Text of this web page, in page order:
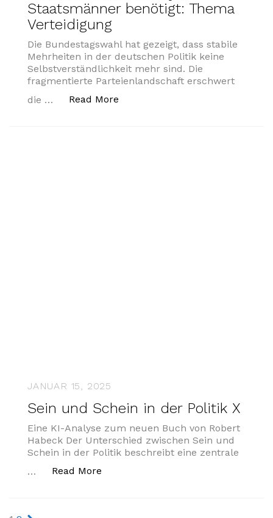
Staatsmänner benötigt: Thema
Verteidigung
Die Bundestagswahl hat gezeigt, dass stabile
Mehrheiten in der deutschen Politik keine
Selbstverständlichkeit mehr sind. Die
fragmentierte Parteienlandschaft erschwert
die …
Read More
JANUAR 15, 2025
Sein und Schein in der Politik X
Eine KI-Analyse zum neuen Buch von Robert
Habeck Der Unterschied zwischen Sein und
Schein in der Politik beschreibt eine zentrale
…
Read More